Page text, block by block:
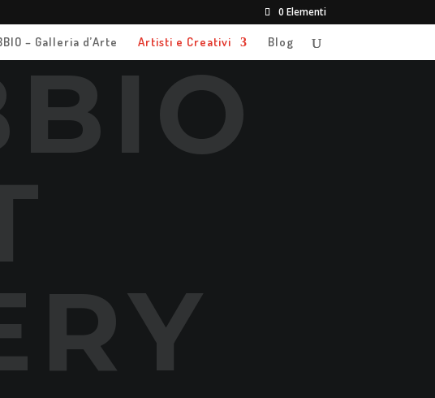
0 Elementi
– Galleria d’Arte Artisti e Creativi Blog